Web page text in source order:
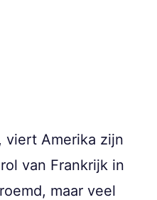
viert Amerika zijn
van Frankrijk in
maar veel